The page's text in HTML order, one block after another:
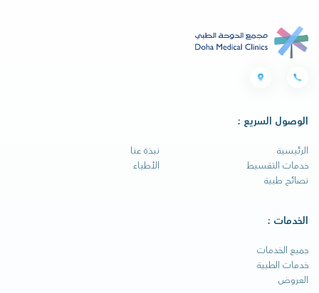
الوصول السريع :
الرئيسية
نبذة عنا
خدمات التقسيط
الأطباء
نصائح طبية
الخدمات :
جميع الخدمات
خدمات الطبية
العروض